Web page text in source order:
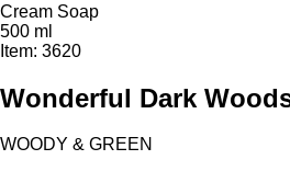
Cream Soap
500 ml
Item: 3620
Wonderful Dark
WOODY & GREEN